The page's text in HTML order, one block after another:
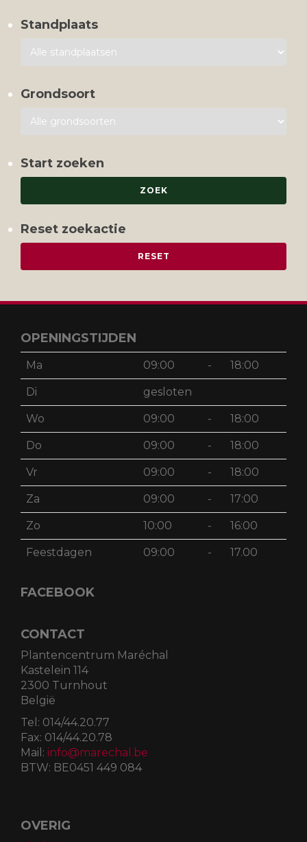
Standplaats
Grondsoort
Start zoeken
Reset zoekactie
OPENINGSTIJDEN
Ma 09:00 - 18:00
Di gesloten
Wo 09:00 - 18:00
Do 09:00 - 18:00
Vr 09:00 - 18:00
Za 09:00 - 17:00
Zo 10:00 - 16:00
Feestdagen 09:00 - 17.00
FACEBOOK
CONTACT
Plantencentrum Maréchal
Kastelein 114
2300 Turnhout
België
Tel: 014/44.20.77
Fax: 014/44.20.78
Mail: info@marechal.be
BTW: BE0451 449 084
OVERIG